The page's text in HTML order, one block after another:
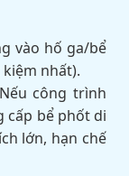
vào hố ga/bể
nhất).
Nếu công trình
cấp bể phốt di
lớn, hạn chế